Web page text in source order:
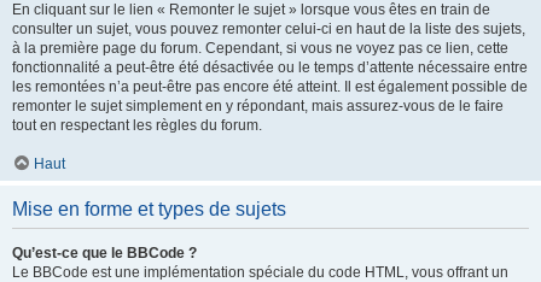
En cliquant sur le lien « Remonter le sujet » lorsque vous êtes en train de
consulter un sujet, vous pouvez remonter celui-ci en haut de la liste des sujets,
à la première page du forum. Cependant, si vous ne voyez pas ce lien, cette
fonctionnalité a peut-être été désactivée ou le temps d’attente nécessaire entre
les remontées n’a peut-être pas encore été atteint. Il est également possible de
remonter le sujet simplement en y répondant, mais assurez-vous de le faire
tout en respectant les règles du forum.
Haut
Mise en forme et types de sujets
Qu’est-ce que le BBCode ?
Le BBCode est une implémentation spéciale du code HTML, vous offrant un